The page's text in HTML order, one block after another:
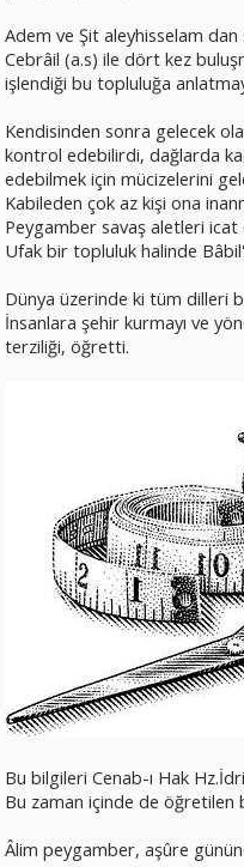
Adem ve Şit aleyhisselam
Cebrâil (a.s) ile dört kez
işlendiği bu topluluğa
Kendisinden sonra gelecek
kontrol edebilirdi, dağlarda
edebilmek için mücizelerini
Kabileden çok az kişi ona
Peygamber savaş aletleri icat
Ufak bir topluluk halinde
Dünya üzerinde ki tüm dilleri
İnsanlara şehir kurmayı ve
terziliği, öğretti.
Bu bilgileri Cenab-ı Hak
Bu zaman içinde de öğretilen
Âlim peygamber, aşûre